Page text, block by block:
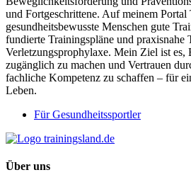
und Fortgeschrittene. Auf meinem
gesundheitsbewusste Menschen gute
fundierte Trainingspläne und praxisnahe
Verletzungsprophylaxe. Mein Ziel ist es,
zugänglich zu machen und Vertrauen
fachliche Kompetenz zu schaffen – für
Leben.
Für Gesundheitssportler
Über uns